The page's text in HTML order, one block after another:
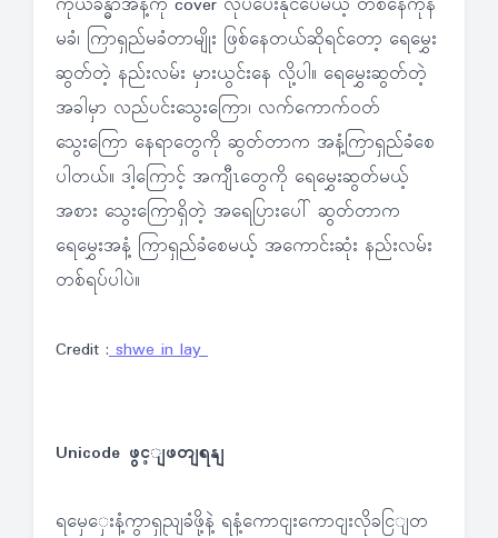
မခံ၊ ကြာရှည်မခံတာမျိုး ဖြစ်နေတယ်ဆိုရင်တော့ ရေမွှေး
ဆွတ်တဲ့ နည်းလမ်း မှားယွင်းနေ လို့ပါ။ ရေမွှေးဆွတ်တဲ့
အခါမှာ လည်ပင်းသွေးကြော၊ လက်ကောက်ဝတ်
သွေးကြော နေရာတွေကို ဆွတ်တာက အနံ့ကြာရှည်ခံစေ
ပါတယ်။ ဒါ့ကြောင့် အကျီၤတွေကို ရေမွှေးဆွတ်မယ့်
အစား သွေးကြောရှိတဲ့ အရေပြားပေါ် ဆွတ်တာက
ရေမွှေးအနံ့ ကြာရှည်ခံစေမယ့် အကောင်းဆုံး နည်းလမ်း
တစ်ရပ်ပါပဲ။
Credit :shwe in lay
Unicode ဖွင့ျဖတျရနျ
ရမှေှေးနံ့ကွာရှညျခံဖို့နဲ့ ရနံ့ကောငျးကောငျးလိုခငြျတ